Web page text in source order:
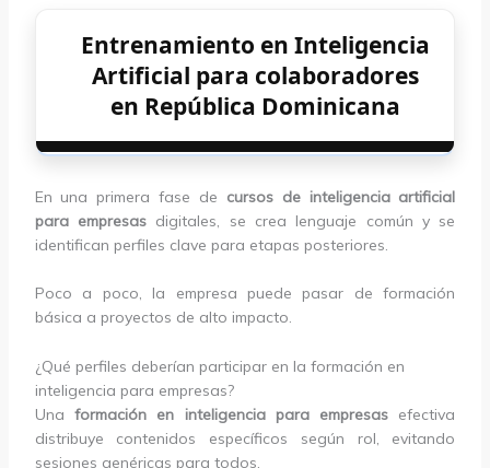
Entrenamiento en Inteligencia
Artificial para colaboradores
en República Dominicana
En una primera fase de cursos de inteligencia artificial
para empresasdigitales, se crea lenguaje común y se
identifican perfiles clave para etapas posteriores.
Poco a poco, la empresa puede pasar de formación
básica a proyectos de alto impacto.
¿Qué perfiles deberían participar en la formación en
inteligencia para empresas?
Una formación en inteligencia para empresas efectiva
distribuye contenidos específicos según rol, evitando
sesiones genéricas para todos.